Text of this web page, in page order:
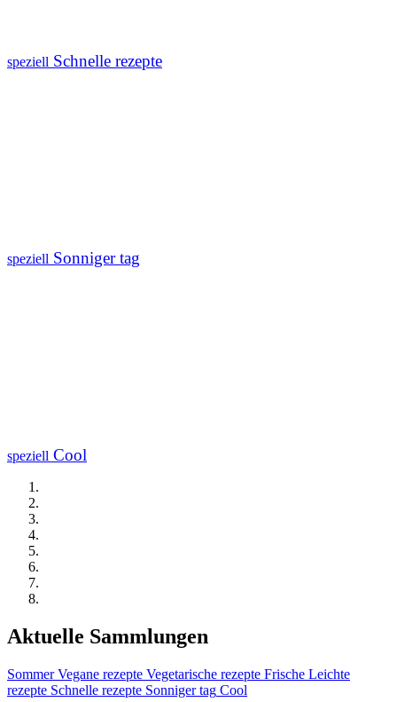
speziell Schnelle rezepte
speziell Sonniger tag
speziell Cool
Aktuelle Sammlungen
Sommer Vegane rezepte Vegetarische rezepte Frische Leichte
rezepte Schnelle rezepte Sonniger tag Cool